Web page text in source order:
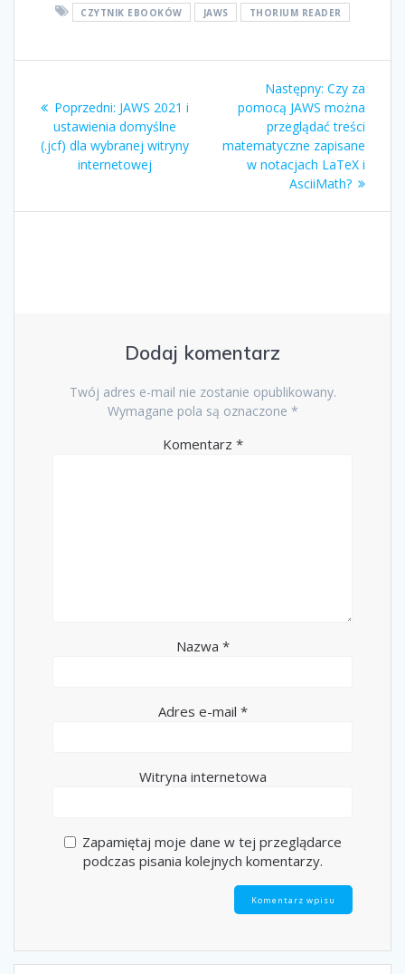
CZYTNIK EBOOKÓW JAWS THORIUM READER
Poprzedni: JAWS 2021 i
ustawienia domyślne
(.jcf) dla wybranej witryny
internetowej
Następny: Czy za
pomocą JAWS można
przeglądać treści
matematyczne zapisane
w notacjach LaTeX i
AsciiMath?
Dodaj komentarz
Twój adres e-mail nie zostanie opublikowany.
Wymagane pola są oznaczone *
Komentarz *
Nazwa *
Adres e-mail *
Witryna internetowa
Zapamiętaj moje dane w tej przeglądarce
podczas pisania kolejnych komentarzy.